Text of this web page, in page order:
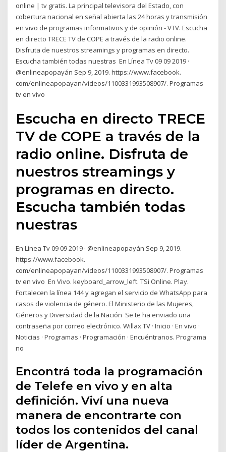
online | tv gratis. La principal televisora del Estado, con
cobertura nacional en señal abierta las 24 horas y transmisión
en vivo de programas informativos y de opinión - VTV. Escucha
en directo TRECE TV de COPE a través de la radio online.
Disfruta de nuestros streamings y programas en directo.
Escucha también todas nuestras En Línea Tv 09 09 2019 ·
@enlineapopayán Sep 9, 2019. https://www.facebook.
com/enlineapopayan/videos/1100331993508907/. Programas
tv en vivo
Escucha en directo TRECE
TV de COPE a través de la
radio online. Disfruta de
nuestros streamings y
programas en directo.
Escucha también todas
nuestras
En Línea Tv 09 09 2019 · @enlineapopayán Sep 9, 2019.
https://www.facebook.
com/enlineapopayan/videos/1100331993508907/. Programas
tv en vivo En Vivo. keyboard_arrow_left. TSi Online. Play.
Fortalecen la línea 144 y agregan el servicio de WhatsApp para
casos de violencia de género. El Ministerio de las Mujeres,
Géneros y Diversidad de la Nación Se te ha enviado una
contraseña por correo electrónico. Willax TV · Inicio · En vivo ·
Noticias · Programas · Programación · Encuéntranos. Programa
no
Encontrá toda la programación
de Telefe en vivo y en alta
definición. Viví una nueva
manera de encontrarte con
todos los contenidos del canal
líder de Argentina.